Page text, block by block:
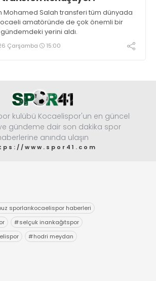
Mohamed Salah transferi tüm dünyada
amatöründe de çok önemli bir
yerini aldı.
Çarşamba 15:00
kulübü Kocaelispor'un en güncel
gündeme dair son dakika spor
anında ulaşın
www.spor41.com
sporlarıkocaelispor haberleri
#selçuk inankağıtspor
#hodri meydan